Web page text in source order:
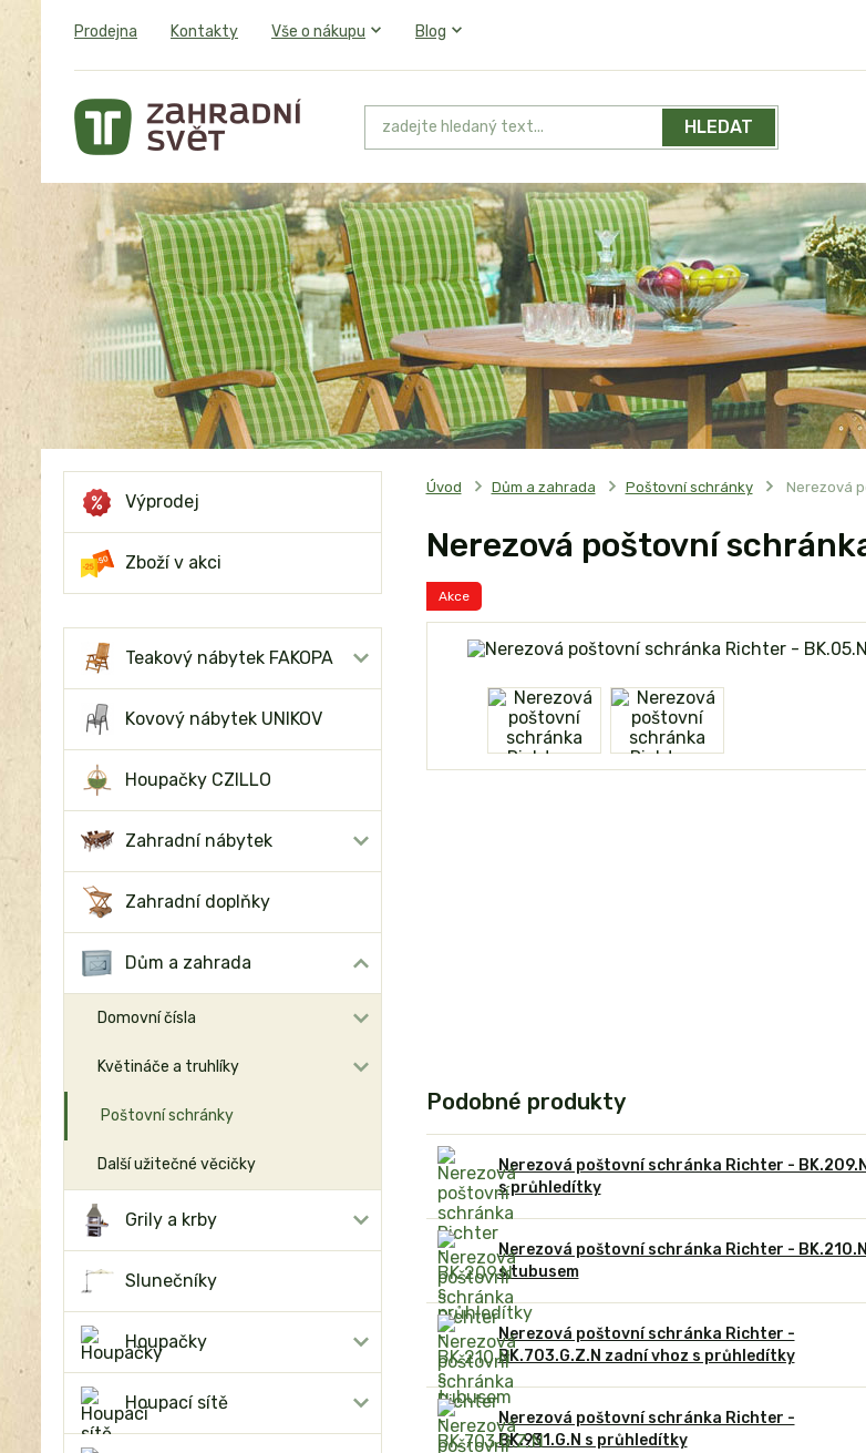
Prodejna Kontakty Vše o nákupu Blog
HLEDAT
Výprodej
Zboží v akci
Teakový nábytek FAKOPA
Kovový nábytek UNIKOV
Houpačky CZILLO
Zahradní nábytek
Zahradní doplňky
Dům a zahrada
Domovní čísla
Květináče a truhlíky
Poštovní schránky
Další užitečné věcičky
Grily a krby
Slunečníky
Houpačky
Houpací sítě
Úvod Dům a zahrada Poštovní schránky Nerezová
Nerezová poštovní
Akce
Podobné produkty
Nerezová poštovní schránka Richter - BK.209.N
s průhledítky
Nerezová poštovní schránka Richter - BK.210.N
s tubusem
Nerezová poštovní schránka Richter -
BK.703.G.Z.N zadní vhoz s průhledítky
Nerezová poštovní schránka Richter -
BK.931.G.N s průhledítky